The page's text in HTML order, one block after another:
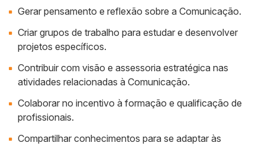
Gerar pensamento e reflexão sobre a Comunicação.
Criar grupos de trabalho para estudar e desenvolver
projetos específicos.
Contribuir com visão e assessoria estratégica nas
atividades relacionadas à Comunicação.
Colaborar no incentivo à formação e qualificação de
profissionais.
Compartilhar conhecimentos para se adaptar às